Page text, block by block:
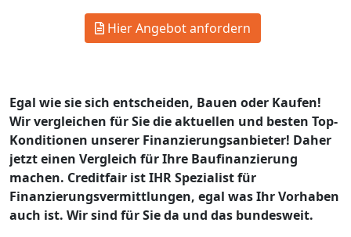
Hier Angebot anfordern
Egal wie sie sich entscheiden, Bauen oder Kaufen!
Wir vergleichen für Sie die aktuellen und besten Top-
Konditionen unserer Finanzierungsanbieter! Daher
jetzt einen Vergleich für Ihre Baufinanzierung
machen. Creditfair ist IHR Spezialist für
Finanzierungsvermittlungen, egal was Ihr Vorhaben
auch ist. Wir sind für Sie da und das bundesweit.